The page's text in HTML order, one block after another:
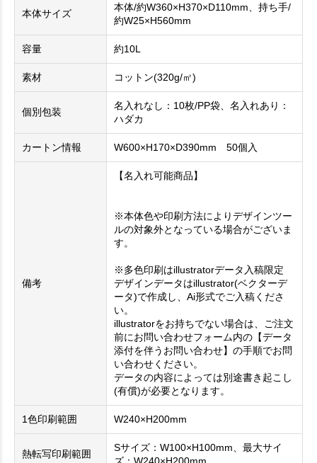
本体サイズ
本体/約W360×H370×D110mm、持ち手/
約W25×H560mm
容量 約10L
素材 コットン(320g/㎡)
個別包装
名入れなし：10枚/PP袋、名入れあり：
ハダカ
カートン情報 W600×H170×D390mm 50個入
備考
【名入れ可能商品】
※本体色や印刷方法によりデザインツー
ルの対象外となっている場合がございま
す。
※多色印刷はillustratorデータ入稿限定
デザインデータはillustrator(ベクターデ
ータ)で作成し、Ai形式でご入稿くださ
い。
illustratorをお持ちでない場合は、ご注文
前にお問い合わせフォーム内の【データ
添付を伴うお問い合わせ】の手順でお問
い合わせください。
データの内容によっては別途書き起こし
(有償)が必要となります。
1色印刷範囲 W240×H200mm
熱転写印刷範囲
Sサイズ：W100×H100mm、最大サイ
ズ：W240×H200mm